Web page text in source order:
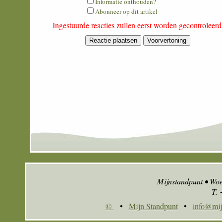
is
four
plus
six?
Abonneer op dit artikel
Ingestuurde reacties zullen eerst worden
Mijnstandpunt •
T.
©
• Mijn Standpunt •